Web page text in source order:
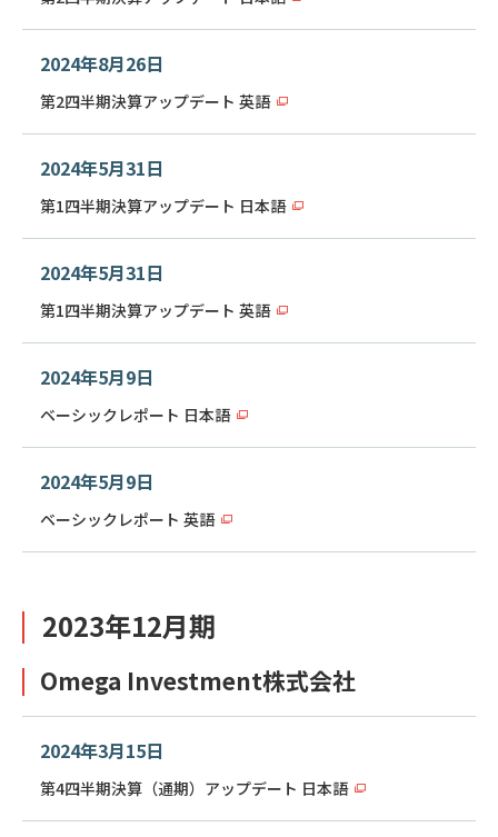
2024年8月26日
第2四半期決算アップデート 英語
2024年5月31日
第1四半期決算アップデート 日本語
2024年5月31日
第1四半期決算アップデート 英語
2024年5月9日
ベーシックレポート 日本語
2024年5月9日
ベーシックレポート 英語
2023年12月期
Omega Investment株式会社
2024年3月15日
第4四半期決算（通期）アップデート 日本語